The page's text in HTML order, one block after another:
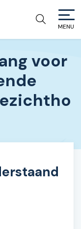
MENU
voor